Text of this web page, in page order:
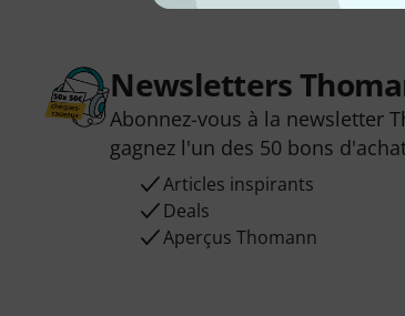
Newsletters
Abonnez-vous à la newsletter
gagnez l'un des 50 bons
Articles inspirants
Deals
Aperçus Thomann